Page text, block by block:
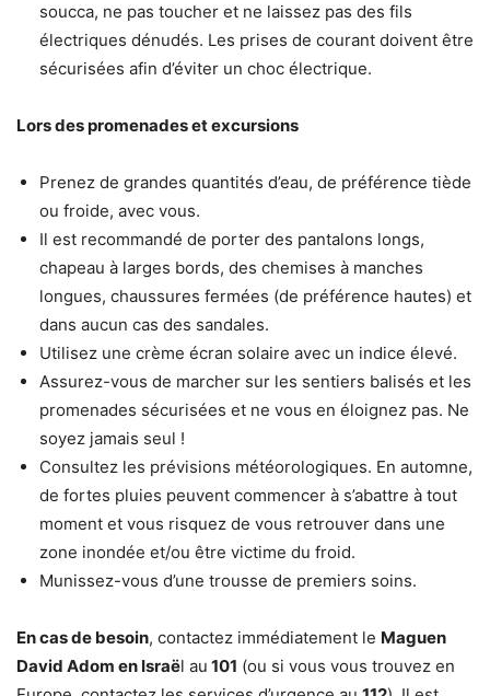
soucca, ne pas toucher et ne laissez pas des fils
électriques dénudés. Les prises de courant doivent être
sécurisées afin d’éviter un choc électrique.
Lors des promenades et excursions
Prenez de grandes quantités d’eau, de préférence tiède
ou froide, avec vous.
Il est recommandé de porter des pantalons longs,
chapeau à larges bords, des chemises à manches
longues, chaussures fermées (de préférence hautes) et
dans aucun cas des sandales.
Utilisez une crème écran solaire avec un indice élevé.
Assurez-vous de marcher sur les sentiers balisés et les
promenades sécurisées et ne vous en éloignez pas. Ne
soyez jamais seul !
Consultez les prévisions météorologiques. En automne,
de fortes pluies peuvent commencer à s’abattre à tout
moment et vous risquez de vous retrouver dans une
zone inondée et/ou être victime du froid.
Munissez-vous d’une trousse de premiers soins.
En cas de besoin, contactez immédiatement le Maguen
David Adom en Israël au 101 (ou si vous vous trouvez en